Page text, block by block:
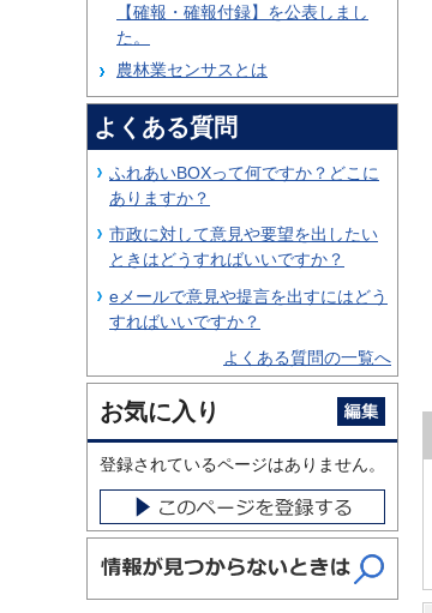
【確報・確報付録】を公表しまし
た。
農林業センサスとは
よくある質問
ふれあいBOXって何ですか？どこに
ありますか？
市政に対して意見や要望を出したい
ときはどうすればいいですか？
eメールで意見や提言を出すにはどう
すればいいですか？
よくある質問の一覧へ
お気に入り
登録されているページはありません。